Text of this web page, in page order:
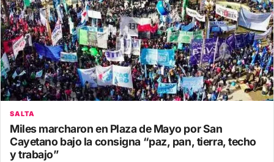
SALTA
Miles marcharon en Plaza de Mayo por San
Cayetano bajo la consigna “paz, pan, tierra, techo
y trabajo”